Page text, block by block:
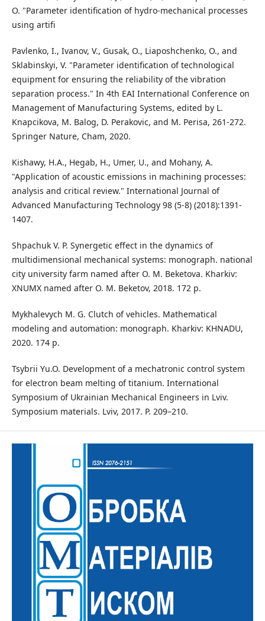
O. "Parameter identification of hydro-mechanical processes
using artifi
Pavlenko, I., Ivanov, V., Gusak, O., Liaposhchenko, O., and
Sklabinskyi, V. "Parameter identification of technological
equipment for ensuring the reliability of the vibration
separation process." In 4th EAI International Conference on
Management of Manufacturing Systems, edited by L.
Knapcikova, M. Balog, D. Perakovic, and M. Perisa, 261-272.
Springer Nature, Cham, 2020.
Kishawy, H.A., Hegab, H., Umer, U., and Mohany, A.
"Application of acoustic emissions in machining processes:
analysis and critical review." International Journal of
Advanced Manufacturing Technology 98 (5-8) (2018):1391-
1407.
Shpachuk V. P. Synergetic effect in the dynamics of
multidimensional mechanical systems: monograph. national
city university farm named after O. M. Beketova. Kharkiv:
XNUMX named after O. M. Beketov, 2018. 172 p.
Mykhalevych M. G. Clutch of vehicles. Mathematical
modeling and automation: monograph. Kharkiv: KHNADU,
2020. 174 p.
Tsybrii Yu.O. Development of a mechatronic control system
for electron beam melting of titanium. International
Symposium of Ukrainian Mechanical Engineers in Lviv.
Symposium materials. Lviv, 2017. P. 209–210.